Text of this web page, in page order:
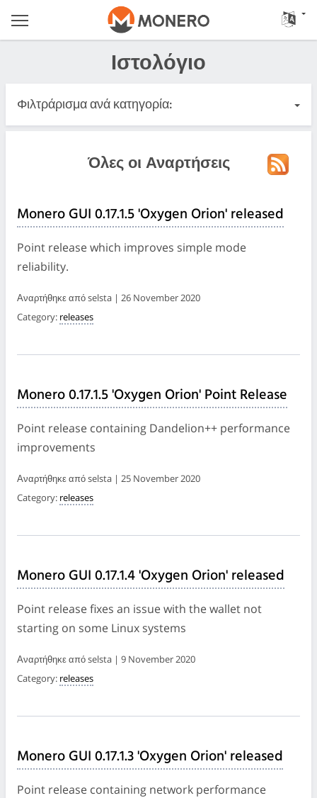
Ιστολόγιο
Φιλτράρισμα ανά κατηγορία:
Κυκλοφορίες
Αρχεία Καταγραφής Συσκέψεων
Όλες οι Αναρτήσεις
Monero GUI 0.17.1.5 'Oxygen Orion' released
Point release which improves simple mode
reliability.
Αναρτήθηκε από selsta | 26 November 2020
Category: releases
Monero 0.17.1.5 'Oxygen Orion' Point Release
Point release containing Dandelion++ performance
improvements
Αναρτήθηκε από selsta | 25 November 2020
Category: releases
Monero GUI 0.17.1.4 'Oxygen Orion' released
Point release fixes an issue with the wallet not
starting on some Linux systems
Αναρτήθηκε από selsta | 9 November 2020
Category: releases
Monero GUI 0.17.1.3 'Oxygen Orion' released
Point release containing network performance